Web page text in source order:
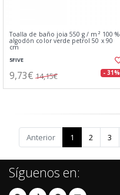
Toalla de baño joia 550 g / m² 100 %
algodón color verde petrol 50 x 90
cm
5FIVE
9,73€ 14,15€ - 31%
Anterior 1 2 3
Síguenos en: